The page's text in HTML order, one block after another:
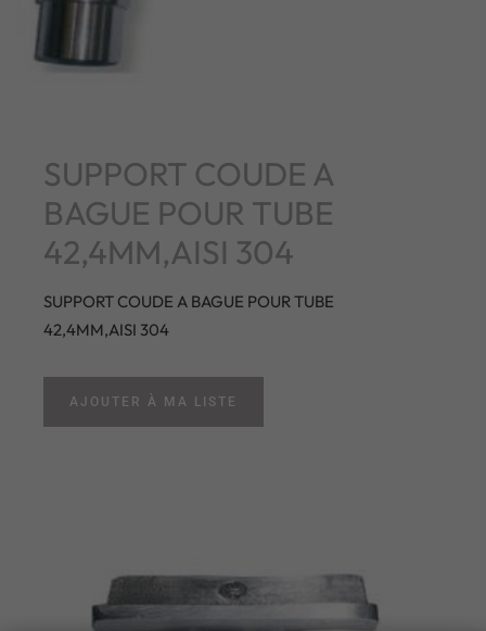
SUPPORT COUDE A
BAGUE POUR TUBE
42,4MM,AISI 304
SUPPORT COUDE A BAGUE POUR TUBE
42,4MM,AISI 304
AJOUTER À MA LISTE